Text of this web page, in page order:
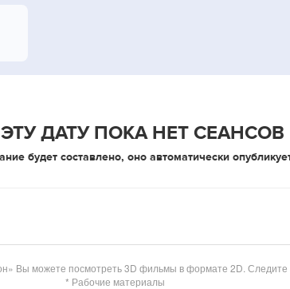
ДАТУ ПОКА НЕТ СЕАНСОВ
будет составлено, оно автоматически
Вы можете посмотреть 3D фильмы в формате 2D. Следите
* Рабочие материалы